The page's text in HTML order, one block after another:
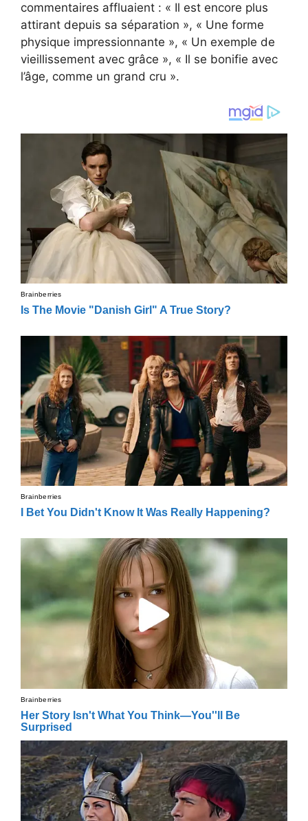
commentaires affluaient : « Il est encore plus
attirant depuis sa séparation », « Une forme
physique impressionnante », « Un exemple de
vieillissement avec grâce », « Il se bonifie avec
l’âge, comme un grand cru ».